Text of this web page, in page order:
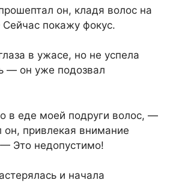
он, кладя волос на
покажу фокус.
в ужасе, но не успела
— он уже подозвал
в еде моей подруги волос, —
он, привлекая внимание
Это недопустимо!
и начала